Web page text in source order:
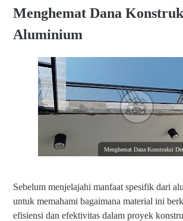
Menghemat Dana
Aluminium
Menghemat Dana Konstruksi
Sebelum menjelajahi manfaat spesifik dari
untuk memahami bagaimana material ini
efisiensi dan efektivitas dalam proyek